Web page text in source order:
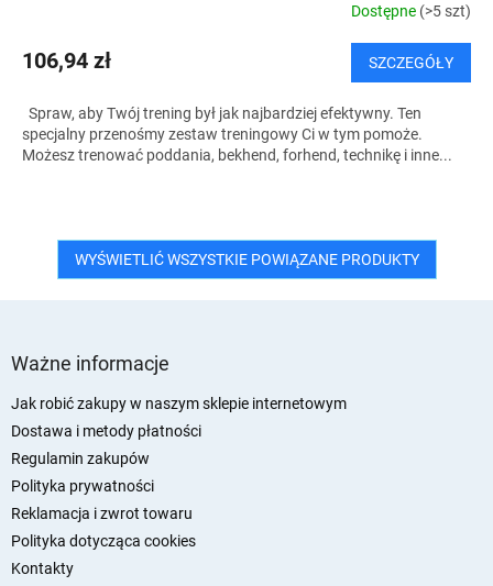
Dostępne (>5 szt)
106,94 zł SZCZEGÓŁY
Spraw, aby Twój trening był jak najbardziej efektywny. Ten
specjalny przenośmy zestaw treningowy Ci w tym pomoże.
Możesz trenować poddania, bekhend, forhend, technikę i inne...
WYŚWIETLIĆ WSZYSTKIE POWIĄZANE PRODUKTY
Ważne informacje
Jak robić zakupy w naszym sklepie internetowym
Dostawa i metody płatności
Regulamin zakupów
Polityka prywatności
Reklamacja i zwrot towaru
Polityka dotycząca cookies
Kontakty